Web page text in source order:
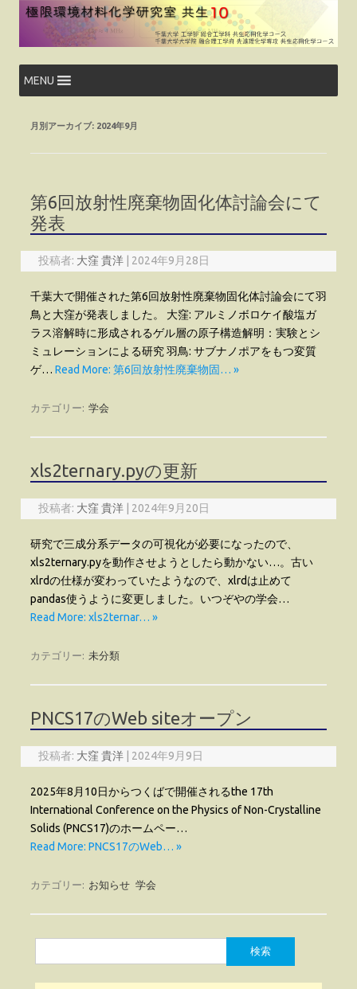
コ
ン
ツ
キ
ッ
MENU
月別アーカイブ: 2024年9月
第6回放射性廃棄物固化体討論会にて
発表
投稿者: 大窪 貴洋 2024年9月28日
千葉大で開催された第6回放射性廃棄物固化体討論会にて羽
鳥と大窪が発表しました。 大窪: アルミノボロケイ酸塩ガ
ラス溶解時に形成されるゲル層の原子構造解明：実験とシ
ミュレーションによる研究 羽鳥: サブナノポアをもつ変質
ゲ… Read More: 第6回放射性廃棄物固… »
カテゴリー: 学会
xls2ternary.pyの更新
投稿者: 大窪 貴洋 2024年9月20日
研究で三成分系データの可視化が必要になったので、
xls2ternary.pyを動作させようとしたら動かない…。古い
xlrdの仕様が変わっていたようなので、xlrdは止めて
pandas使うように変更しました。いつぞやの学会…
Read More: xls2ternar… »
カテゴリー: 未分類
PNCS17のWeb siteオープン
投稿者: 大窪 貴洋 2024年9月9日
2025年8月10日からつくばで開催されるthe 17th
International Conference on the Physics of Non-Crystalline
Solids (PNCS17)のホームペー…
Read More: PNCS17のWeb… »
カテゴリー: お知らせ 学会
索: